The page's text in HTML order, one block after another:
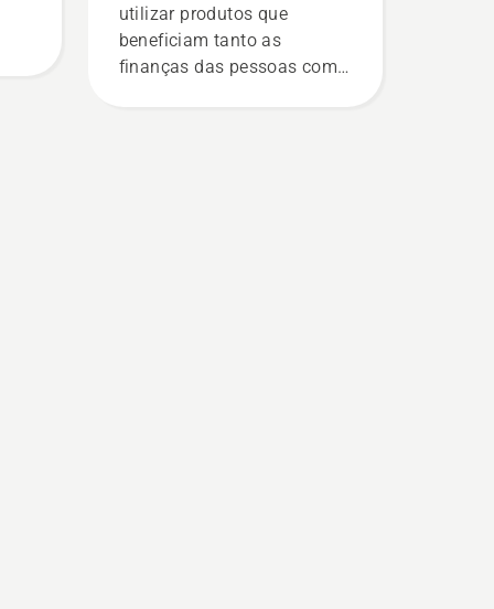
utilizar produtos que
beneficiam tanto as
finanças das pessoas como